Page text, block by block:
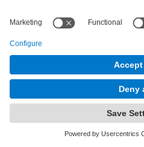
© UPC Universitat
Legal warning